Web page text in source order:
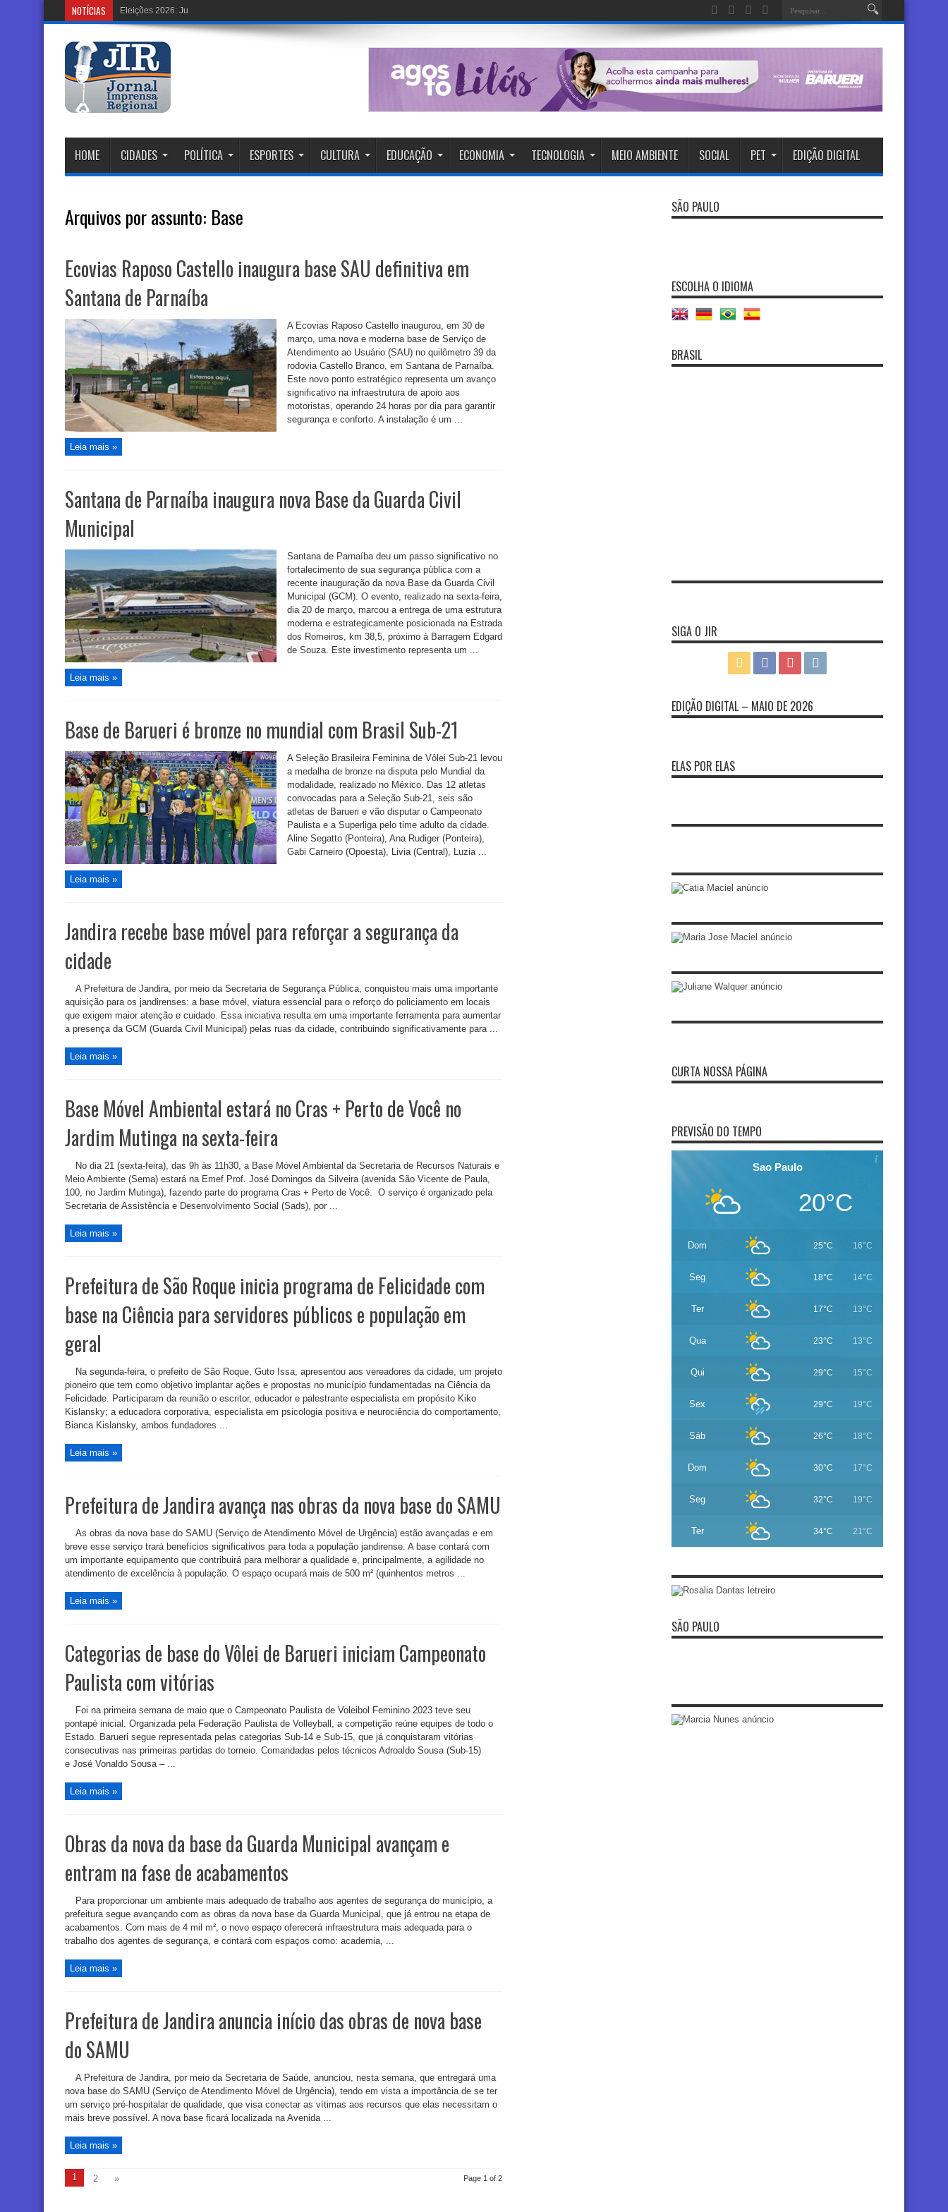
NOTÍCIAS Eleições 2026: Justiça Eleitoral Renova Urnas
HOME CIDADES POLÍTICA ESPORTES CULTURA EDUCAÇÃO ECONOMIA TECNOLOGIA MEIO AMBIENTE SOCIAL PET EDIÇÃO DIGITAL
Arquivos por assunto: Base
Ecovias Raposo Castello inaugura base SAU definitiva em
Santana de Parnaíba
A Ecovias Raposo Castello inaugurou, em 30 de
março, uma nova e moderna base de Serviço de
Atendimento ao Usuário (SAU) no quilômetro 39 da
rodovia Castello Branco, em Santana de Parnaíba.
Este novo ponto estratégico representa um avanço
significativo na infraestrutura de apoio aos
motoristas, operando 24 horas por dia para garantir
segurança e conforto. A instalação é um ...
Leia mais »
Santana de Parnaíba inaugura nova Base da Guarda Civil
Municipal
Santana de Parnaíba deu um passo significativo no
fortalecimento de sua segurança pública com a
recente inauguração da nova Base da Guarda Civil
Municipal (GCM). O evento, realizado na sexta-feira,
dia 20 de março, marcou a entrega de uma estrutura
moderna e estrategicamente posicionada na Estrada
dos Romeiros, km 38,5, próximo à Barragem Edgard
de Souza. Este investimento representa um ...
Leia mais »
Base de Barueri é bronze no mundial com Brasil Sub-21
A Seleção Brasileira Feminina de Vôlei Sub-21 levou
a medalha de bronze na disputa pelo Mundial da
modalidade, realizado no México. Das 12 atletas
convocadas para a Seleção Sub-21, seis são
atletas de Barueri e vão disputar o Campeonato
Paulista e a Superliga pelo time adulto da cidade.
Aline Segatto (Ponteira), Ana Rudiger (Ponteira),
Gabi Carneiro (Opoesta), Livia (Central), Luzia ...
Leia mais »
Jandira recebe base móvel para reforçar a segurança da
cidade
A Prefeitura de Jandira, por meio da Secretaria de Segurança Pública, conquistou mais uma importante
aquisição para os jandirenses: a base móvel, viatura essencial para o reforço do policiamento em locais
que exigem maior atenção e cuidado. Essa iniciativa resulta em uma importante ferramenta para aumentar
a presença da GCM (Guarda Civil Municipal) pelas ruas da cidade, contribuindo significativamente para ...
Leia mais »
Base Móvel Ambiental estará no Cras + Perto de Você no
Jardim Mutinga na sexta-feira
No dia 21 (sexta-feira), das 9h às 11h30, a Base Móvel Ambiental da Secretaria de Recursos Naturais e
Meio Ambiente (Sema) estará na Emef Prof. José Domingos da Silveira (avenida São Vicente de Paula,
100, no Jardim Mutinga), fazendo parte do programa Cras + Perto de Você. O serviço é organizado pela
Secretaria de Assistência e Desenvolvimento Social (Sads), por ...
Leia mais »
Prefeitura de São Roque inicia programa de Felicidade com
base na Ciência para servidores públicos e população em
geral
Na segunda-feira, o prefeito de São Roque, Guto Issa, apresentou aos vereadores da cidade, um projeto
pioneiro que tem como objetivo implantar ações e propostas no município fundamentadas na Ciência da
Felicidade. Participaram da reunião o escritor, educador e palestrante especialista em propósito Kiko
Kislansky; a educadora corporativa, especialista em psicologia positiva e neurociência do comportamento,
Bianca Kislansky, ambos fundadores ...
Leia mais »
Prefeitura de Jandira avança nas obras da nova base do SAMU
As obras da nova base do SAMU (Serviço de Atendimento Móvel de Urgência) estão avançadas e em
breve esse serviço trará benefícios significativos para toda a população jandirense. A base contará com
um importante equipamento que contribuirá para melhorar a qualidade e, principalmente, a agilidade no
atendimento de excelência à população. O espaço ocupará mais de 500 m² (quinhentos metros ...
Leia mais »
Categorias de base do Vôlei de Barueri iniciam Campeonato
Paulista com vitórias
Foi na primeira semana de maio que o Campeonato Paulista de Voleibol Feminino 2023 teve seu
pontapé inicial. Organizada pela Federação Paulista de Volleyball, a competição reúne equipes de todo o
Estado. Barueri segue representada pelas categorias Sub-14 e Sub-15, que já conquistaram vitórias
consecutivas nas primeiras partidas do torneio. Comandadas pelos técnicos Adroaldo Sousa (Sub-15)
e José Vonaldo Sousa – ...
Leia mais »
Obras da nova da base da Guarda Municipal avançam e
entram na fase de acabamentos
Para proporcionar um ambiente mais adequado de trabalho aos agentes de segurança do município, a
prefeitura segue avançando com as obras da nova base da Guarda Municipal, que já entrou na etapa de
acabamentos. Com mais de 4 mil m², o novo espaço oferecerá infraestrutura mais adequada para o
trabalho dos agentes de segurança, e contará com espaços como: academia, ...
Leia mais »
Prefeitura de Jandira anuncia início das obras de nova base
do SAMU
A Prefeitura de Jandira, por meio da Secretaria de Saúde, anunciou, nesta semana, que entregará uma
nova base do SAMU (Serviço de Atendimento Móvel de Urgência), tendo em vista a importância de se ter
um serviço pré-hospitalar de qualidade, que visa conectar as vítimas aos recursos que elas necessitam o
mais breve possível. A nova base ficará localizada na Avenida ...
Leia mais »
Page 1 of 2
1 2 »
SÃO PAULO
ESCOLHA O IDIOMA
BRASIL
SIGA O JIR
EDIÇÃO DIGITAL – MAIO DE 2026
ELAS POR ELAS
CURTA NOSSA PÁGINA
PREVISÃO DO TEMPO
Sao Paulo
20°C
Dom 25°C 16°C
Seg 18°C 14°C
Ter 17°C 13°C
Qua 23°C 13°C
Qui 29°C 15°C
Sex 29°C 19°C
Sáb 26°C 18°C
Dom 30°C 17°C
Seg 32°C 19°C
Ter 34°C 21°C
SÃO PAULO